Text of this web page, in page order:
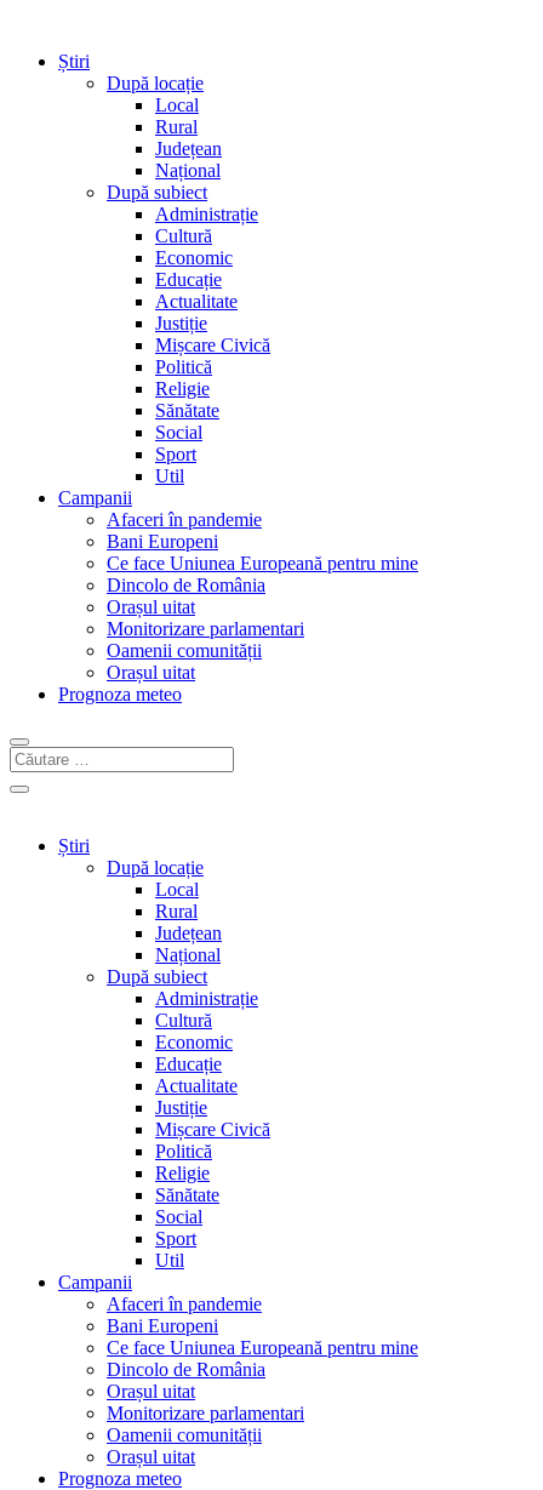
Știri
După locație
Local
Rural
Județean
Național
După subiect
Administrație
Cultură
Economic
Educație
Actualitate
Justiție
Mișcare Civică
Politică
Religie
Sănătate
Social
Sport
Util
Campanii
Afaceri în pandemie
Bani Europeni
Ce face Uniunea Europeană pentru mine
Dincolo de România
Orașul uitat
Monitorizare parlamentari
Oamenii comunității
Orașul uitat
Prognoza meteo
Știri
După locație
Local
Rural
Județean
Național
După subiect
Administrație
Cultură
Economic
Educație
Actualitate
Justiție
Mișcare Civică
Politică
Religie
Sănătate
Social
Sport
Util
Campanii
Afaceri în pandemie
Bani Europeni
Ce face Uniunea Europeană pentru mine
Dincolo de România
Orașul uitat
Monitorizare parlamentari
Oamenii comunității
Orașul uitat
Prognoza meteo